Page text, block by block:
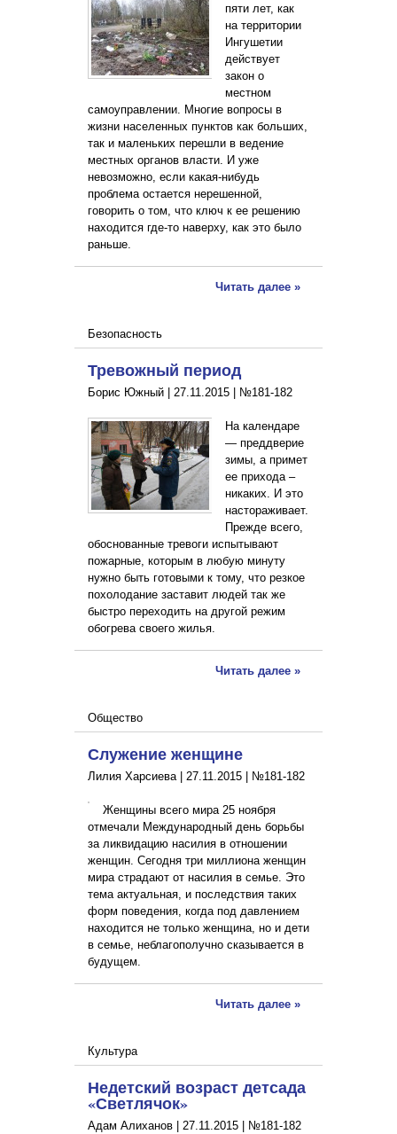
пяти лет, как
на территории
Ингушетии
действует
закон о
местном
самоуправлении. Многие вопросы в
жизни населенных пунктов как больших,
так и маленьких перешли в ведение
местных органов власти. И уже
невозможно, если какая-нибудь
проблема остается нерешенной,
говорить о том, что ключ к ее решению
находится где-то наверху, как это было
раньше.
Читать далее »
Безопасность
Тревожный период
Борис Южный | 27.11.2015 №181-182
На календаре
— преддверие
зимы, а примет
ее прихода –
никаких. И это
настораживает.
Прежде всего,
обоснованные тревоги испытывают
пожарные, которым в любую минуту
нужно быть готовыми к тому, что резкое
похолодание заставит людей так же
быстро переходить на другой режим
обогрева своего жилья.
Читать далее »
Общество
Служение женщине
Лилия Харсиева | 27.11.2015 №181-182
Женщины всего мира 25 ноября
отмечали Международный день борьбы
за ликвидацию насилия в отношении
женщин. Сегодня три миллиона женщин
мира страдают от насилия в семье. Это
тема актуальная, и последствия таких
форм поведения, когда под давлением
находится не только женщина, но и дети
в семье, неблагополучно сказывается в
будущем.
Читать далее »
Культура
Недетский возраст детсада
«Светлячок»
Адам Алиханов | 27.11.2015 №181-182